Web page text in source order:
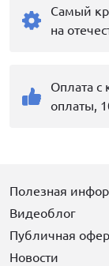
Самый
на
Оплата
оплаты,
Полезная
Видеоблог
Публичная
Новости